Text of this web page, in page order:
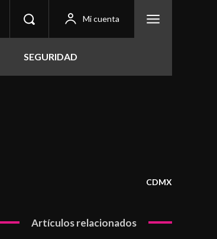
Mi cuenta
SEGURIDAD
CDMX
Artículos relacionados